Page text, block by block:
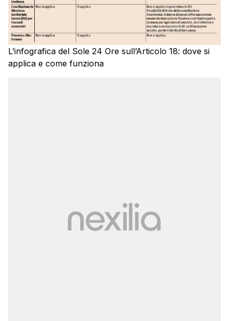
L’infografica del Sole 24 Ore sull’Articolo 18: dove si
applica e come funziona